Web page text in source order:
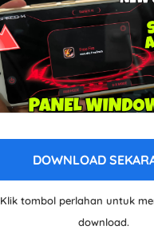
DOWNLOAD
Klik tombol perlahan untuk
download.